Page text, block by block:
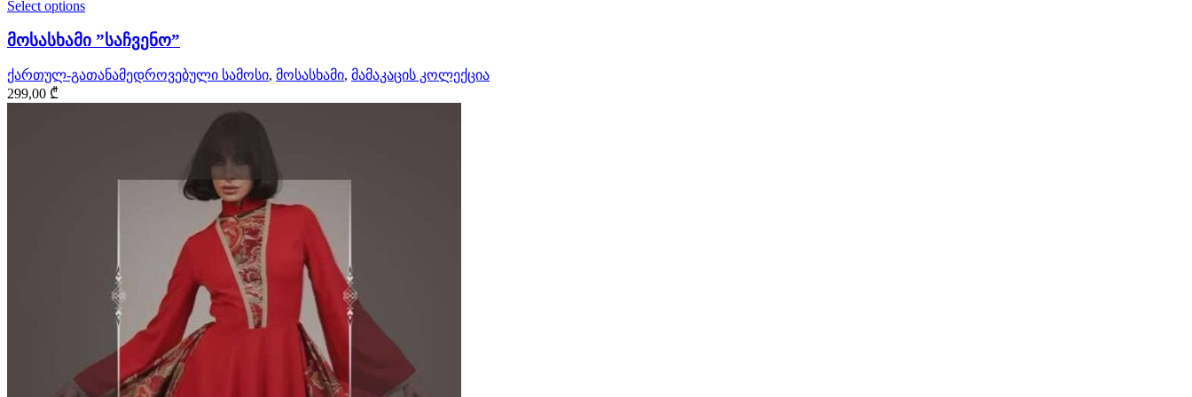
Select options
მოსასხამი ”საჩვენო”
ქართულ-გათანამედროვებული სამოსი, მოსასხამი, მამაკაცის კოლექცია
299,00 ₾